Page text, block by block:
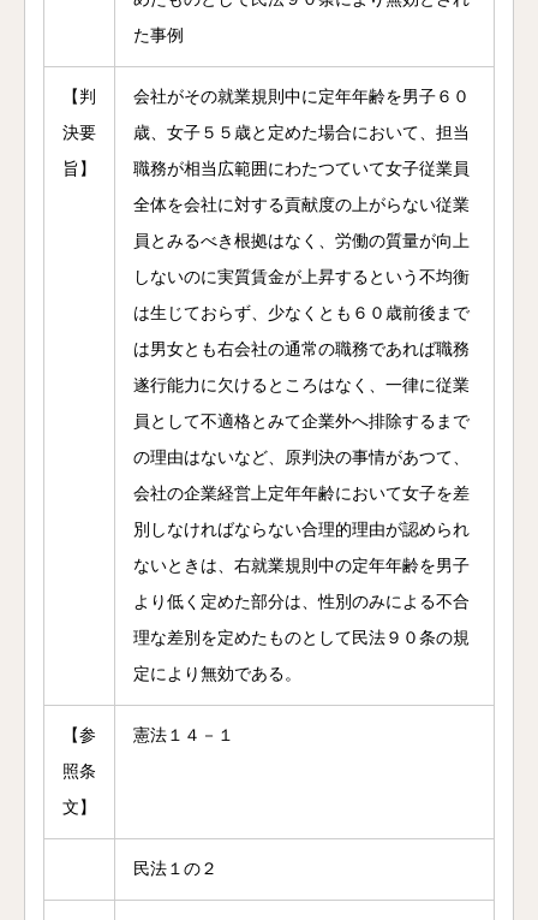
た事例
【判
決要
旨】
会社がその就業規則中に定年年齢を男子６０
歳、女子５５歳と定めた場合において、担当
職務が相当広範囲にわたつていて女子従業員
全体を会社に対する貢献度の上がらない従業
員とみるべき根拠はなく、労働の質量が向上
しないのに実質賃金が上昇するという不均衡
は生じておらず、少なくとも６０歳前後まで
は男女とも右会社の通常の職務であれば職務
遂行能力に欠けるところはなく、一律に従業
員として不適格とみて企業外へ排除するまで
の理由はないなど、原判決の事情があつて、
会社の企業経営上定年年齢において女子を差
別しなければならない合理的理由が認められ
ないときは、右就業規則中の定年年齢を男子
より低く定めた部分は、性別のみによる不合
理な差別を定めたものとして民法９０条の規
定により無効である。
【参
照条
文】
憲法１４－１
民法１の２